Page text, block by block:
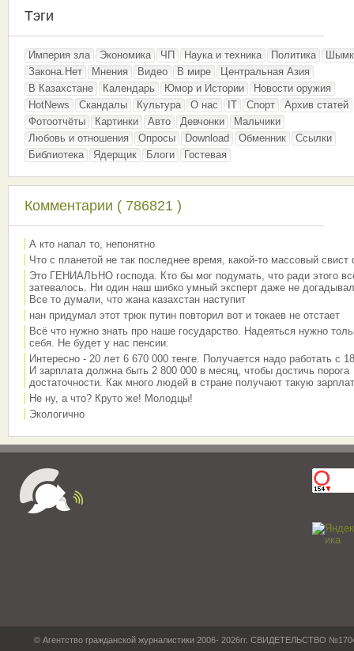
Тэги
Империя зла Экономика ЧП Наука и техника Политика
Закона.Нет
Мнения Видео В мире
Центральная Азия
В Казахстане
Календарь Юмор и Истории
Новости оружия
HotNews
Скандалы Культура О нас IT Спорт
Архив статей
Фотоотчёты
Картинки Авто Девчонки
Мальчики
Любовь и отношения
Опросы Download Обменник
Ссылки
Библиотека
Ядерщик Блоги Гостевая
Комментарии ( 786821 )
А кто напал то, непонятно
Что с планетой не так последнее время, какой-то массовый свист
Это ГЕНИАЛЬНО господа. Кто бы мог подумать, что ради этого
затевалось. Ни один наш шибко умный эксперт даже не
Все то думали, что жана казахстан наступит
нан придумал этот трюк путин повторил вот и токаев не отстает
Всё что нужно знать про наше государство. Надеяться нужно
себя. Не будет у нас пенсии.
Интересно - 20 лет 6 670 000 тенге. Получается надо работать с
И зарплата должна быть 2 800 000 в месяц, чтобы достичь порога
достаточности. Как много людей в стране получают такую
Не ну, а что? Круто же! Молодцы!
Экологично
© Агентство гражданской журналистики 2006- 2026гг. СВИДЕТЕЛЬСТВО